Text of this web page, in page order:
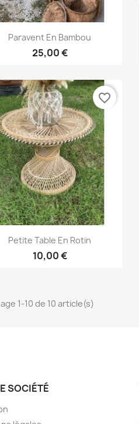
Aperçu rapide
Paravent En Bambou
25,00 €
Aperçu rapide
Petite Table En Rotin
10,00 €
favorite_border
1-10 de 10 article(s)
SOCIÉTÉ